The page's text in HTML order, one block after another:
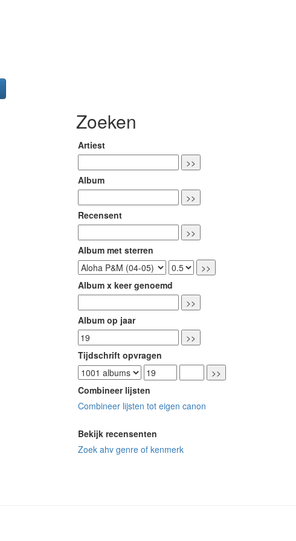
Zoeken
Artiest
Album
Recensent
Album met sterren
Album x keer genoemd
Album op jaar
Tijdschrift opvragen
Combineer lijsten
Combineer lijsten tot eigen canon
Bekijk recensenten
Zoek ahv genre of kenmerk